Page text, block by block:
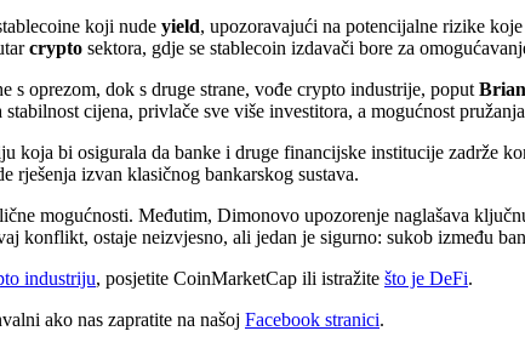
koji nude yield, upozoravajući na potencijalne rizike
crypto sektora, gdje se stablecoin izdavači bore za
s oprezom, dok s druge strane, vođe crypto industrije, poput
cijena, privlače sve više investitora, a mogućnost
koja bi osigurala da banke i druge financijske institucije zadrže
rješenja izvan klasičnog bankarskog sustava.
mogućnosti. Međutim, Dimonovo upozorenje naglašava
konflikt, ostaje neizvjesno, ali jedan je sigurno: sukob između
industriju, posjetite CoinMarketCap ili istražite što je DeFi.
ako nas zapratite na našoj Facebook stranici.